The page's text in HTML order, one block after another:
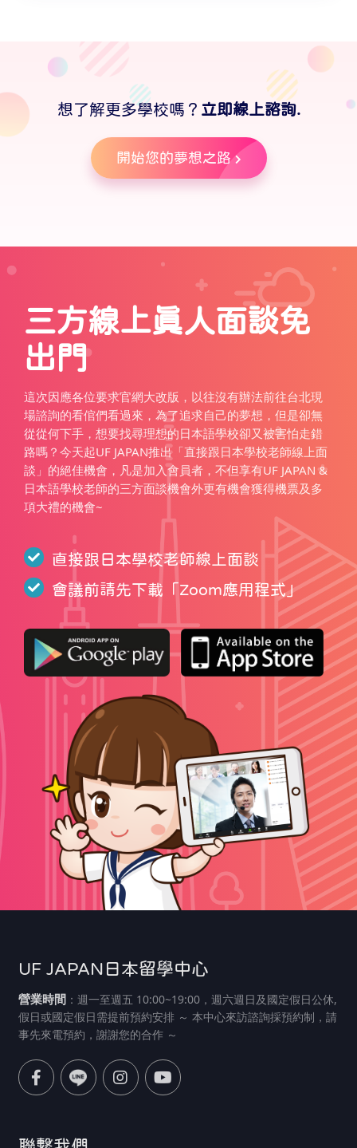
想了解更多學校嗎？ 立即線上諮詢.
開始您的夢想之路
三方線上真人面談免
出門
這次因應各位要求官網大改版，以往沒有辦法前往台北現
場諮詢的看倌們看過來，為了追求自己的夢想，但是卻無
從從何下手，想要找尋理想的日本語學校卻又被害怕走錯
路嗎？今天起UF JAPAN推出「直接跟日本學校老師線上面
談」的絕佳機會，凡是加入會員者，不但享有UF JAPAN &
日本語學校老師的三方面談機會外更有機會獲得機票及多
項大禮的機會~
直接跟日本學校老師線上面談
會議前請先下載「 Zoom應用程式」
UF JAPAN日本留學中心
營業時間 ：週一至週五 10:00~19:00，週六週日及國定假日公休,
假日或國定假日需提前預約安排 ～ 本中心來訪諮詢採預約制，請
事先來電預約，謝謝您的合作 ～